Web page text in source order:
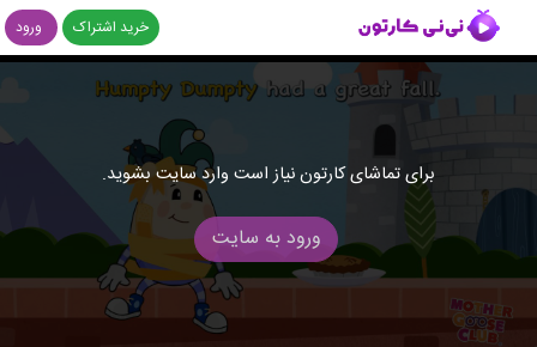
خرید اشتراک ورود
برای تماشای کارتون نیاز است وارد سایت بشوید.
ورود به سایت